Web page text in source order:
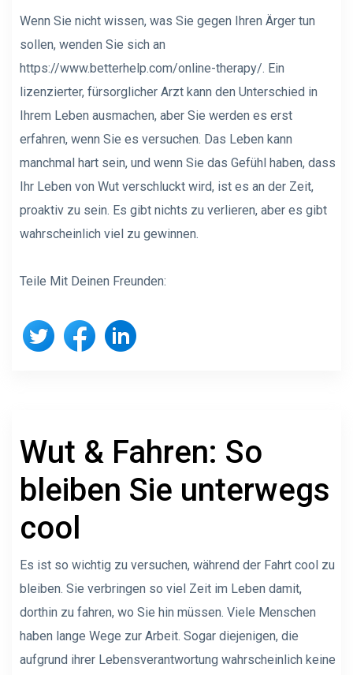
Wenn Sie nicht wissen, was Sie gegen Ihren Ärger tun
sollen, wenden Sie sich an
https://www.betterhelp.com/online-therapy/. Ein
lizenzierter, fürsorglicher Arzt kann den Unterschied in
Ihrem Leben ausmachen, aber Sie werden es erst
erfahren, wenn Sie es versuchen. Das Leben kann
manchmal hart sein, und wenn Sie das Gefühl haben, dass
Ihr Leben von Wut verschluckt wird, ist es an der Zeit,
proaktiv zu sein. Es gibt nichts zu verlieren, aber es gibt
wahrscheinlich viel zu gewinnen.
Teile Mit Deinen Freunden:
Wut & Fahren: So
bleiben Sie unterwegs
cool
Es ist so wichtig zu versuchen, während der Fahrt cool zu
bleiben. Sie verbringen so viel Zeit im Leben damit,
dorthin zu fahren, wo Sie hin müssen. Viele Menschen
haben lange Wege zur Arbeit. Sogar diejenigen, die
aufgrund ihrer Lebensverantwortung wahrscheinlich keine